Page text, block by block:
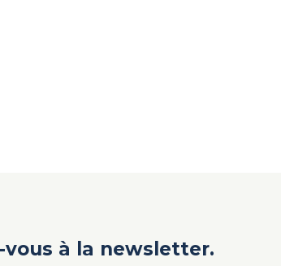
à la newsletter.